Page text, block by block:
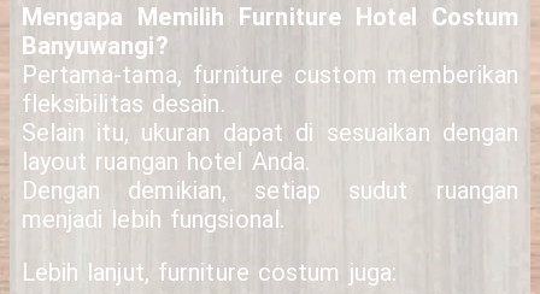
Mengapa Memilih Furniture Hotel Costum
Banyuwangi?
Pertama-tama, furniture custom memberikan
fleksibilitas desain.
Selain itu, ukuran dapat di sesuaikan dengan
layout ruangan hotel Anda.
Dengan demikian, setiap sudut ruangan
menjadi lebih fungsional.
Lebih lanjut, furniture costum juga: